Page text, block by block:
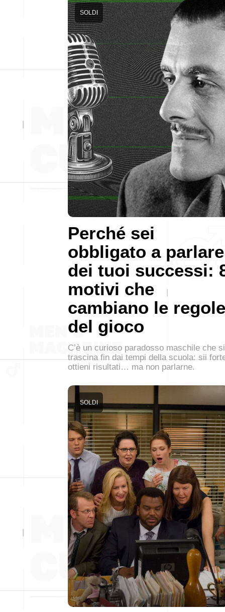
Perché sei
obbligato a parlare
dei tuoi successi:
motivi che
cambiano le regole
del gioco
SOLDI
C’è un curioso paradosso maschile che si
trascina fin dai tempi della scuola: sii
ottieni risultati… ma non parlarne.
SOLDI